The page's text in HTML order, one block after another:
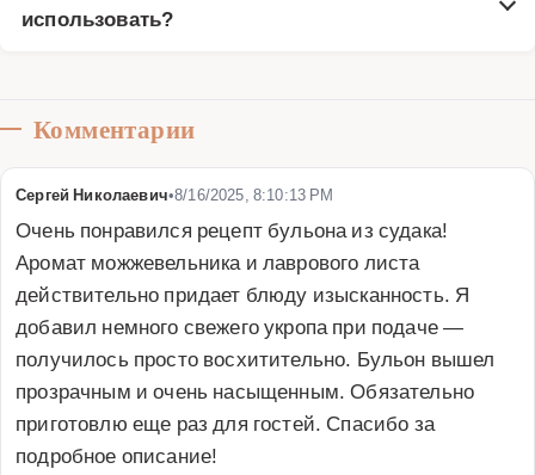
использовать?
Комментарии
Сергей Николаевич•8/16/2025, 8:10:13 PM
Очень понравился рецепт бульона из судака!
Аромат можжевельника и лаврового листа
действительно придает блюду изысканность. Я
добавил немного свежего укропа при подаче —
получилось просто восхитительно. Бульон вышел
прозрачным и очень насыщенным. Обязательно
приготовлю еще раз для гостей. Спасибо за
подробное описание!